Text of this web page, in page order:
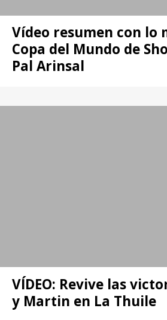
Vídeo resumen con lo
Copa del Mundo de
Pal Arinsal
VÍDEO: Revive las
y Martin en La Thuile